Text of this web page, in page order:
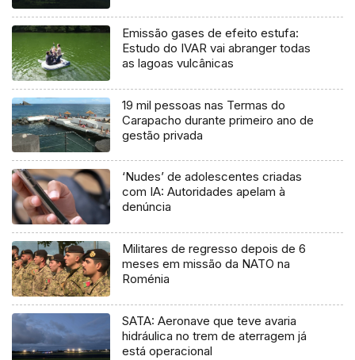
Emissão gases de efeito estufa:
Estudo do IVAR vai abranger todas
as lagoas vulcânicas
19 mil pessoas nas Termas do
Carapacho durante primeiro ano de
gestão privada
‘Nudes’ de adolescentes criadas
com IA: Autoridades apelam à
denúncia
Militares de regresso depois de 6
meses em missão da NATO na
Roménia
SATA: Aeronave que teve avaria
hidráulica no trem de aterragem já
está operacional